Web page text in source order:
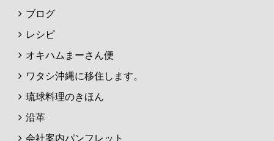
ブログ
レシピ
オキハムまーさん便
ワタシ沖縄に移住します。
琉球料理のきほん
沿革
会社案内パンフレット